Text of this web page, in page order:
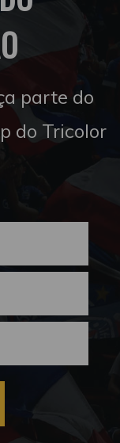
parte do
do Tricolor